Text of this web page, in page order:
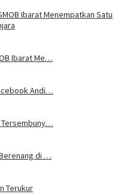
Ibarat Me…
Andi…
Tersembuny…
di …
Terukur